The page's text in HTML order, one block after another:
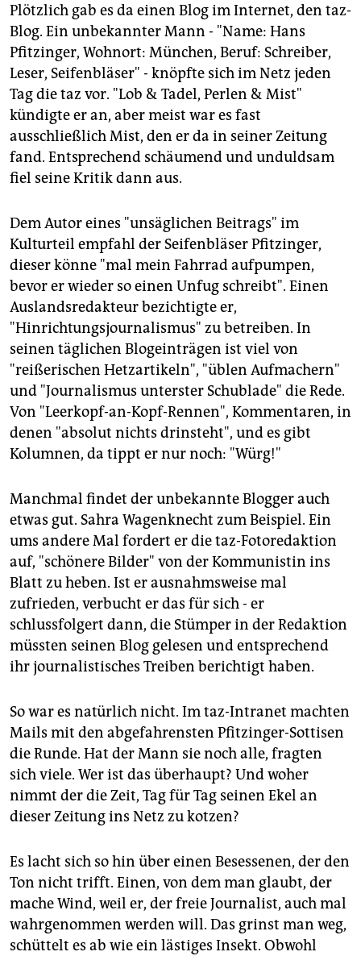
Plötzlich gab es da einen Blog im Internet, den taz-
Blog. Ein unbekannter Mann - "Name: Hans
Pfitzinger, Wohnort: München, Beruf: Schreiber,
Leser, Seifenbläser" - knöpfte sich im Netz jeden
Tag die taz vor. "Lob & Tadel, Perlen & Mist"
kündigte er an, aber meist war es fast
ausschließlich Mist, den er da in seiner Zeitung
fand. Entsprechend schäumend und unduldsam
fiel seine Kritik dann aus.
Dem Autor eines "unsäglichen Beitrags" im
Kulturteil empfahl der Seifenbläser Pfitzinger,
dieser könne "mal mein Fahrrad aufpumpen,
bevor er wieder so einen Unfug schreibt". Einen
Auslandsredakteur bezichtigte er,
"Hinrichtungsjournalismus" zu betreiben. In
seinen täglichen Blogeinträgen ist viel von
"reißerischen Hetzartikeln", "üblen Aufmachern"
und "Journalismus unterster Schublade" die Rede.
Von "Leerkopf-an-Kopf-Rennen", Kommentaren, in
denen "absolut nichts drinsteht", und es gibt
Kolumnen, da tippt er nur noch: "Würg!"
Manchmal findet der unbekannte Blogger auch
etwas gut. Sahra Wagenknecht zum Beispiel. Ein
ums andere Mal fordert er die taz-Fotoredaktion
auf, "schönere Bilder" von der Kommunistin ins
Blatt zu heben. Ist er ausnahmsweise mal
zufrieden, verbucht er das für sich - er
schlussfolgert dann, die Stümper in der Redaktion
müssten seinen Blog gelesen und entsprechend
ihr journalistisches Treiben berichtigt haben.
So war es natürlich nicht. Im taz-Intranet machten
Mails mit den abgefahrensten Pfitzinger-Sottisen
die Runde. Hat der Mann sie noch alle, fragten
sich viele. Wer ist das überhaupt? Und woher
nimmt der die Zeit, Tag für Tag seinen Ekel an
dieser Zeitung ins Netz zu kotzen?
Es lacht sich so hin über einen Besessenen, der den
Ton nicht trifft. Einen, von dem man glaubt, der
mache Wind, weil er, der freie Journalist, auch mal
wahrgenommen werden will. Das grinst man weg,
schüttelt es ab wie ein lästiges Insekt. Obwohl